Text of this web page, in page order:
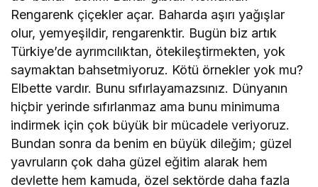
Rengarenk çiçekler açar. Baharda aşırı yağışlar
olur, yemyeşildir, rengarenktir. Bugün biz artık
Türkiye’de ayrımcılıktan, ötekileştirmekten, yok
saymaktan bahsetmiyoruz. Kötü örnekler yok mu?
Elbette vardır. Bunu sıfırlayamazsınız. Dünyanın
hiçbir yerinde sıfırlanmaz ama bunu minimuma
indirmek için çok büyük bir mücadele veriyoruz.
Bundan sonra da benim en büyük dileğim; güzel
yavruların çok daha güzel eğitim alarak hem
devlette hem kamuda, özel sektörde daha fazla